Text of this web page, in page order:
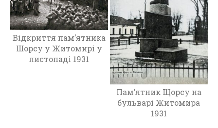
в
і
д
1
9
1
7
р
Відкриття пам’ятника
Шорсу у Житомирі у
листопаді 1931
Пам’ятник Щорсу на
бульварі Житомира
1931